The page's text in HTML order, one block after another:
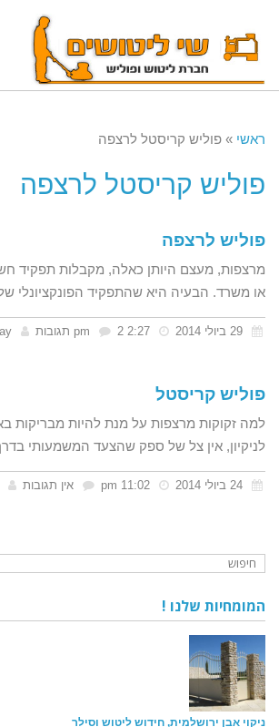
ראשי » פוליש קריסטל לרצפה
פוליש קריסטל לרצפה
פוליש לרצפה
מרצפות, מעצם היותן כאלה, מקבלות תפקיד
או משרד. הבעיה היא שהתפקיד הפונקציונלי
2 תגובות
פוליש קריסטל
למה זקוקות מרצפות על מנת להיות מבריקות
לניקיון, אין צל של ספק שהצעד המשמעותי
אין תגובות
המומחיות שלנו !
ניקוי אבן ירושלמית, חידוש ליטוש וסילר